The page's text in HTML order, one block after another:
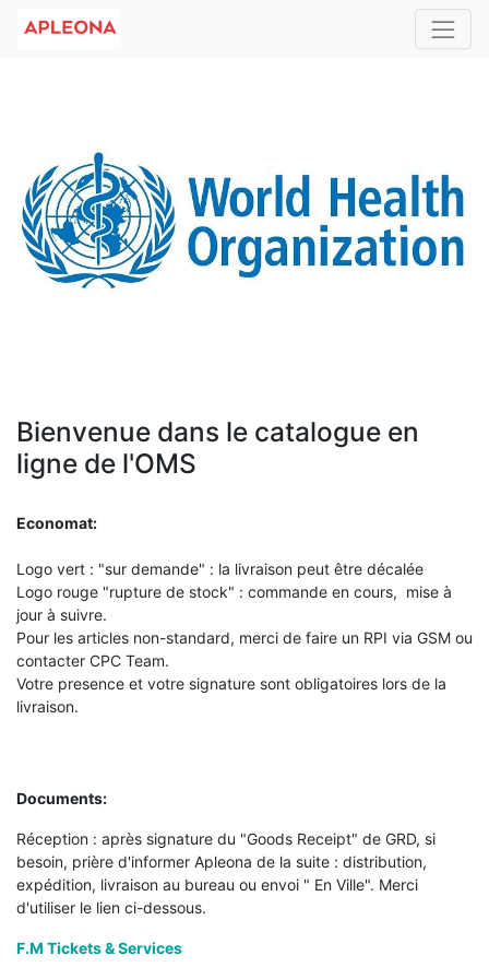
Bienvenue dans le catalogue en
ligne de l'OMS
Economat:
Logo vert : "sur demande" : la livraison peut être décalée
Logo rouge "rupture de stock" : commande en cours, mise à
jour à suivre.
Pour les articles non-standard, merci de faire un RPI via GSM ou
contacter CPC Team.
Votre presence et votre signature sont obligatoires lors de la
livraison.
Documents:
Réception : après signature du "Goods Receipt" de GRD, si
besoin, prière d'informer Apleona de la suite : distribution,
expédition, livraison au bureau ou envoi " En Ville". Merci
d'utiliser le lien ci-dessous.
F.M Tickets & Services